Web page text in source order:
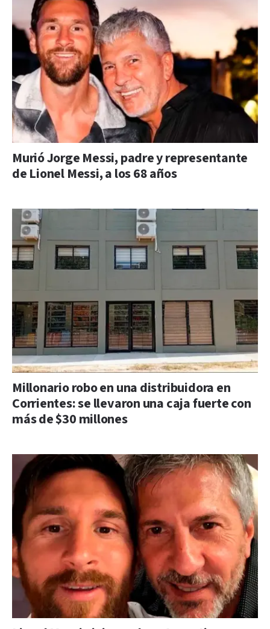
Murió Jorge Messi, padre y representante
de Lionel Messi, a los 68 años
Millonario robo en una distribuidora en
Corrientes: se llevaron una caja fuerte con
más de $30 millones